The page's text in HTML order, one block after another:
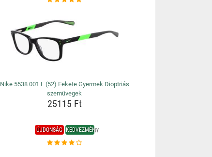
Nike 5538 001 L (52) Fekete Gyermek Dioptriás
szemüvegek
25115 Ft
ÚJDONSÁG KEDVEZMÉNY